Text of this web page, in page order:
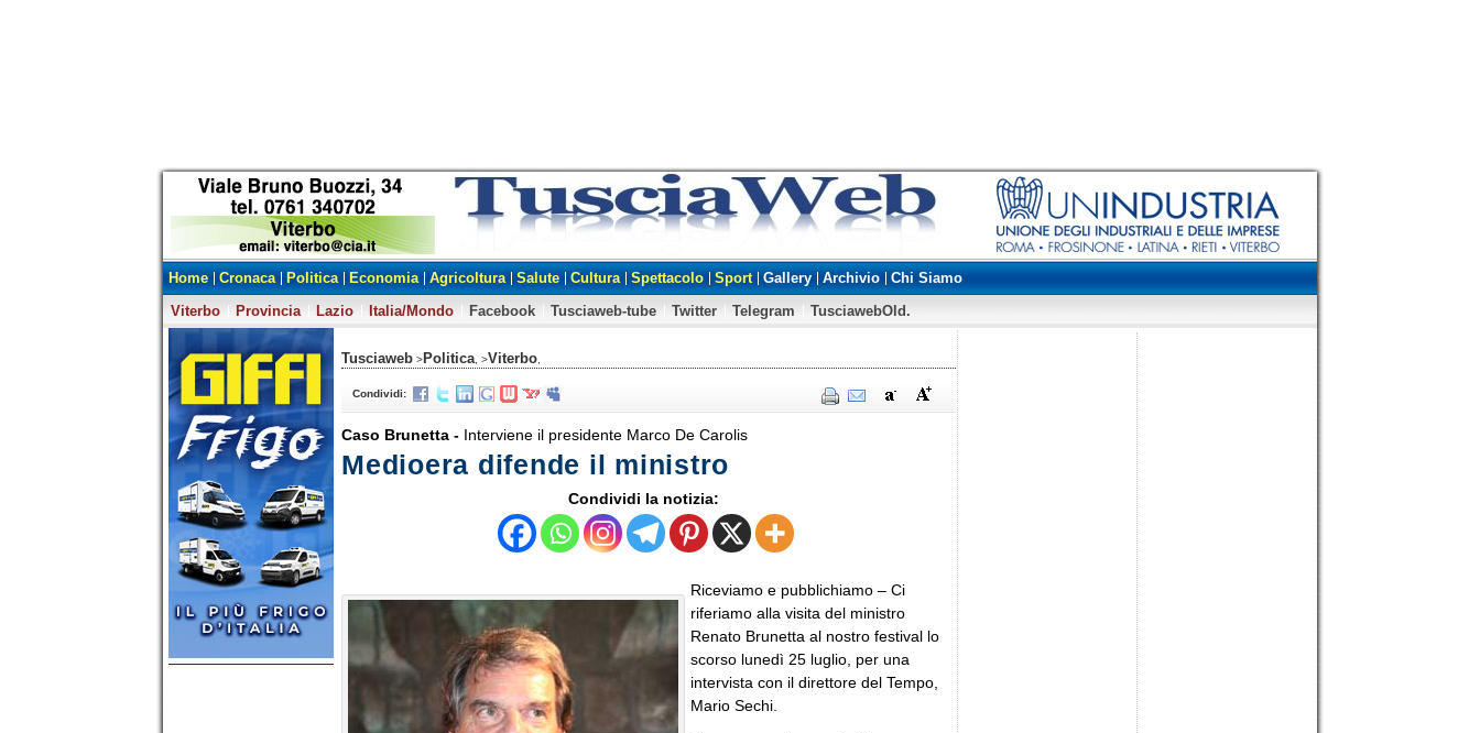
Home Cronaca Politica Economia Agricoltura Salute Cultura Spettacolo Sport Gallery Archivio
Chi Siamo
Viterbo
Provincia Lazio Italia/Mondo Facebook Tusciaweb-tube Twitter Telegram TusciawebOld.
Tusciaweb >Politica , >Viterbo
Condividi:
Caso Brunetta - Interviene il presidente Marco De Carolis
Medioera difende il ministro
Condividi la notizia:
Riceviamo e pubblichiamo – Ci
riferiamo alla visita del ministro
Renato Brunetta al nostro festival lo
scorso lunedì 25 luglio, per una
intervista con il direttore del Tempo,
Mario Sechi.